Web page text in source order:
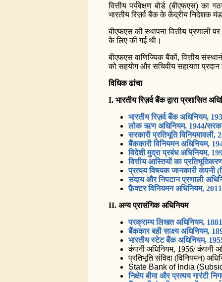
वित्तीय पर्यवेक्षण बोर्ड (बीएफएस) का
भारतीय रिज़र्व बैंक के केंद्रीय निदेशक
बीएफएस की स्थापना वित्तीय प्रणाली
के लिए की गई थी।
बीएफएस वाणिज्यिक बैंकों, वित्तीय
को सहयोग और सचिवीय सहायता
विधिक ढांचा
I. भारतीय रिज़र्व बैंक द्वारा प्रशासित
भारतीय रिज़र्व बैंक अधिनियम,
लोक ऋण अधिनियम, 1944/
सरकारी प्रतिभूति विनियमावली,
बैंककारी विनियमन अधिनियम,
विदेशी मुद्रा प्रबंध अधिनियम,
वित्तीय आस्तियों का
प्रत्यय विषयक जानकारी कंपनी
संदाय और निपटान प्रणाली
फ़ैक्टर विनियमन अधिनियम, 2011
II. अन्य प्रासंगिक अधिनियम
परक्राम्य लिखत अधिनियम, 1881
बैंककार बही साक्ष्य अधिनियम,
भारतीय स्टेट बैंक अधिनियम,
कंपनी अधिनियम, 1956/ कंपनी
प्रतिभूति संविदा (विनियमन)
State Bank of India
निक्षेप बीमा और प्रत्यय गारंटी